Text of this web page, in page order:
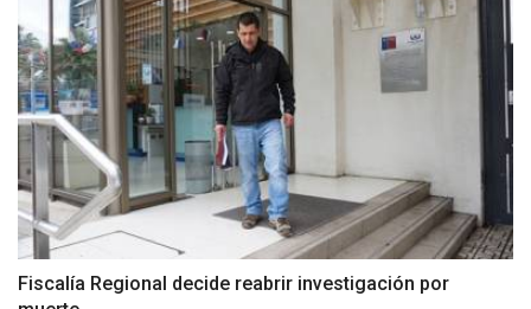
Fiscalía Regional decide reabrir investigación por